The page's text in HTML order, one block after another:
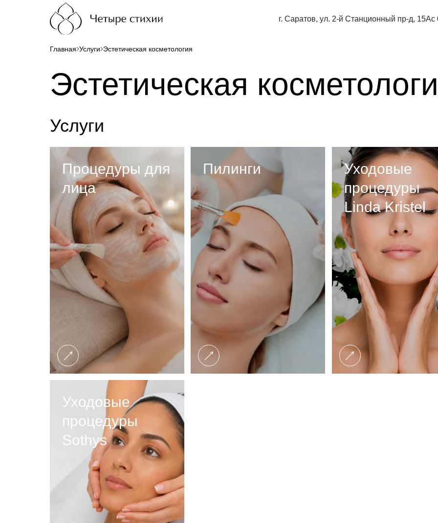
г. Саратов, ул. 2-й Станционный пр-д, 15Ас
Главная Услуги Эстетическая косметология
Эстетическая
Услуги
Процедуры для
лица
Пилинги
Уходовые
процедуры
Linda Kristel
Уходовые
процедуры
Sothys